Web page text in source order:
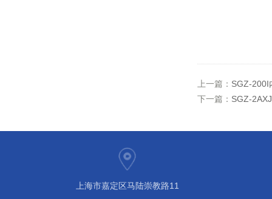
上一篇： SGZ-200I
下一篇： SGZ-
上海市嘉定区马陆崇教路11